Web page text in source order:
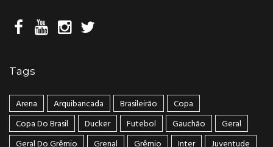
Tags
Arena Arquibancada Brasileirão
Copa
Copa Do Brasil
Ducker Futebol Gauchão
Geral